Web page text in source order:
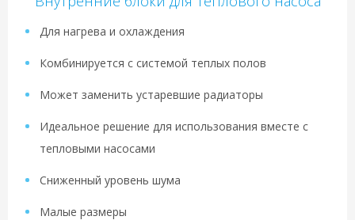
Для нагрева и охлаждения
Комбинируется с системой теплых полов
Может заменить устаревшие радиаторы
Идеальное решение для использования вместе с
тепловыми насосами
Сниженный уровень шума
Малые размеры